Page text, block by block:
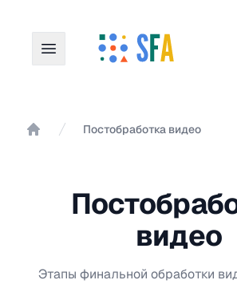
Постобработка видео
видео
Этапы финальной обработки